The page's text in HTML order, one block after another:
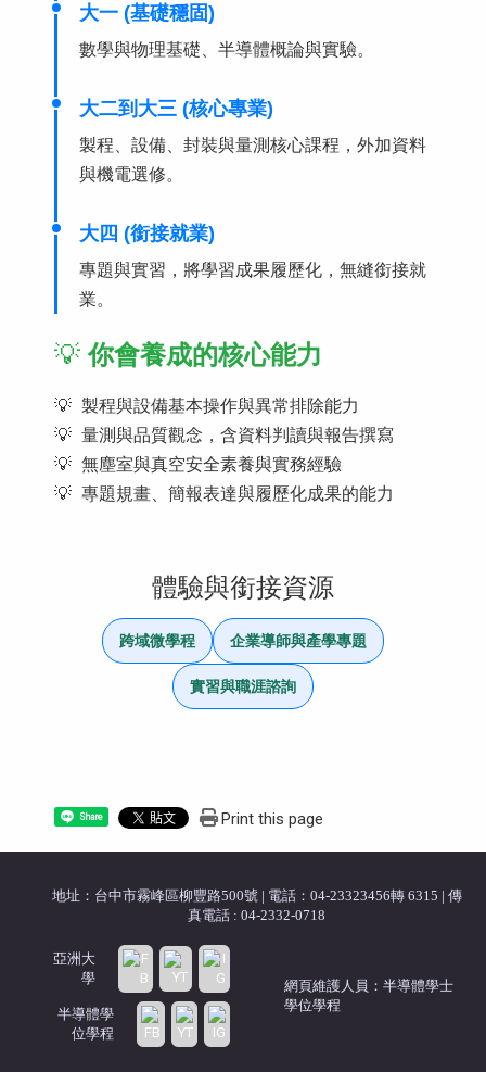
大一 (基礎穩固)
數學與物理基礎、半導體概論與實驗。
大二到大三 (核心專業)
製程、設備、封裝與量測核心課程，外加資料
與機電選修。
大四 (銜接就業)
專題與實習，將學習成果履歷化，無縫銜接就
業。
💡你會養成的核心能力
製程與設備基本操作與異常排除能力
量測與品質觀念，含資料判讀與報告撰寫
無塵室與真空安全素養與實務經驗
專題規畫、簡報表達與履歷化成果的能力
體驗與銜接資源
跨域微學程 企業導師與產學專題
實習與職涯諮詢
Share Print this page
地址：台中市霧峰區柳豐路500號| 電話：04-23323456轉 6315 | 傳
真電話 : 04-2332-0718
亞洲大
學
半導體學
位學程
網頁維護人員：半導體學士
學位學程